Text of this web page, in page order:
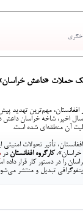
حملات «داعش خراسان»
افغانستان، مهم‌ترین تهدید
اخیر، شاخه خراسان داعش
آن منطقه‌ای شده است.
تأثیر تحولات
کارگروه افغانستان در
را در دستور کار قرار داده
تبدیل و منتشر